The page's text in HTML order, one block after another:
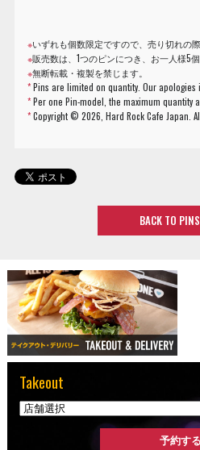
※いずれも個数限定ですので、売り切れの
※販売数は、1つのピンにつき、お一人様5
※無断転載・複製を禁じます。
*Pins are limited on quantity. Our apologies
*Per one Pin-model, the maximum quantity
*Copyright ©2026, Hard Rock Cafe Japan.
BACK TO
Takeout